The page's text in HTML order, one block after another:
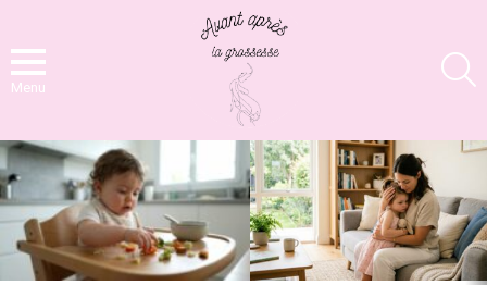
Menu
LATEST
STORIES